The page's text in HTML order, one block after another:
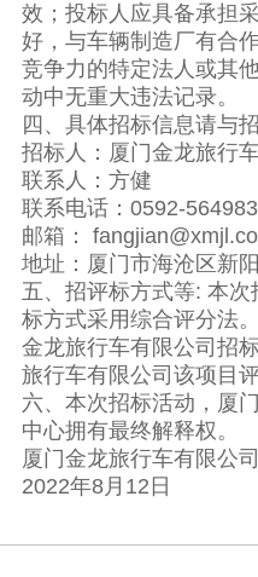
效；投标人应具备承担
好，与车辆制造厂有合
竞争力的特定法人或其
动中无重大违法记录。
四、具体招标信息请与
招标人：厦门金龙旅行
联系人：方健
联系电话：0592-
邮箱：
地址：厦门市海沧区新
五、招评标方式等: 本
标方式采用综合评分法
金龙旅行车有限公司招
旅行车有限公司该项目
六、本次招标活动，厦
中心拥有最终解释权。
厦门金龙旅行车有限公
2022年8月12日